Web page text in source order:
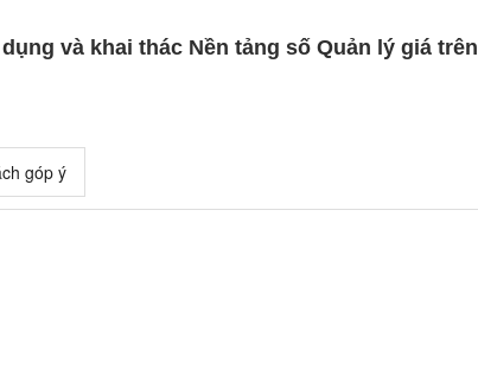
và khai thác Nền tảng số Quản lý giá trên
góp ý